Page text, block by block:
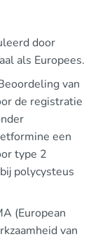
door
als Europees.
van
de registratie
een
type 2
polycysteus
(European
van